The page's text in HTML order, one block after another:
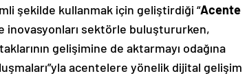
şekilde kullanmak için geliştirdiği “Acente
inovasyonları sektörle buluştururken,
gelişimine de aktarmayı odağına
acentelere yönelik dijital gelişim